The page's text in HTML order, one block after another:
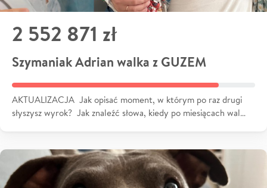
2 552 871 zł
Szymaniak Adrian walka z GUZEM
AKTUALIZACJA Jak opisać moment, w którym po raz drugi
słyszysz wyrok? Jak znaleźć słowa, kiedy po miesiącach wal…